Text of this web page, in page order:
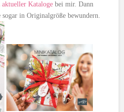
Kataloge bei mir. Dann
in Originalgröße bewundern.